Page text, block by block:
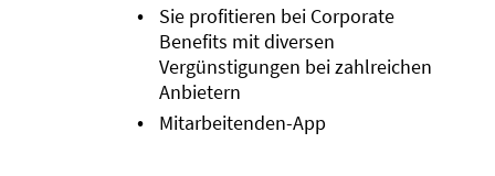
Sie profitieren bei Corporate
Benefits mit diversen
Vergünstigungen bei zahlreichen
Anbietern
Mitarbeitenden-App